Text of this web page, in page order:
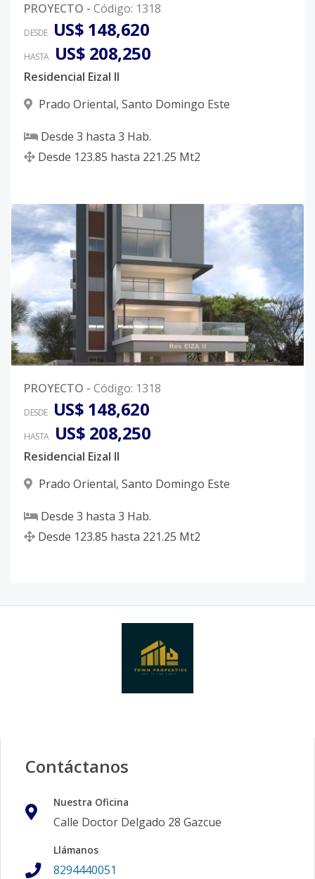
PROYECTO - Código: 1318
DESDE US$ 148,620
HASTA US$ 208,250
Residencial Eizal ll
Prado Oriental, Santo Domingo Este
Desde 3 hasta 3 Hab.
Desde 123.85 hasta 221.25 Mt2
PROYECTO - Código: 1318
DESDE US$ 148,620
HASTA US$ 208,250
Residencial Eizal ll
Prado Oriental, Santo Domingo Este
Desde 3 hasta 3 Hab.
Desde 123.85 hasta 221.25 Mt2
Contáctanos
Nuestra Oficina
Calle Doctor Delgado 28 Gazcue
Llámanos
8294440051